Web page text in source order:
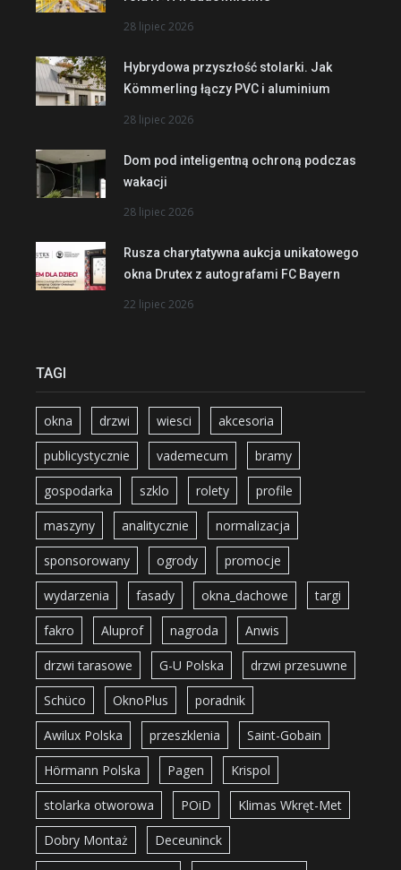
28 lipiec 2026
Hybrydowa przyszłość stolarki. Jak
Kömmerling łączy PVC i aluminium
28 lipiec 2026
Dom pod inteligentną ochroną podczas
wakacji
28 lipiec 2026
Rusza charytatywna aukcja unikatowego
okna Drutex z autografami FC Bayern
22 lipiec 2026
TAGI
okna drzwi wiesci akcesoria
publicystycznie vademecum bramy
gospodarka szklo rolety profile
maszyny analitycznie normalizacja
sponsorowany ogrody promocje
wydarzenia fasady okna_dachowe targi
fakro Aluprof nagroda Anwis
drzwi tarasowe G-U Polska drzwi przesuwne
Schüco OknoPlus poradnik
Awilux Polska przeszklenia Saint-Gobain
Hörmann Polska Pagen Krispol
stolarka otworowa POiD Klimas Wkręt-Met
Dobry Montaż Deceuninck